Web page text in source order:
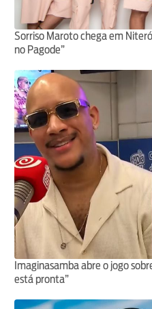
Sorriso Maroto chega em
no Pagode”
Imaginasamba abre o jogo
está pronta”